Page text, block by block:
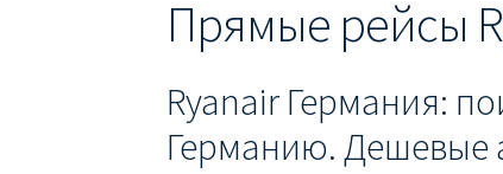
Прямые рейсы
Ryanair Германия:
Германию. Дешевые